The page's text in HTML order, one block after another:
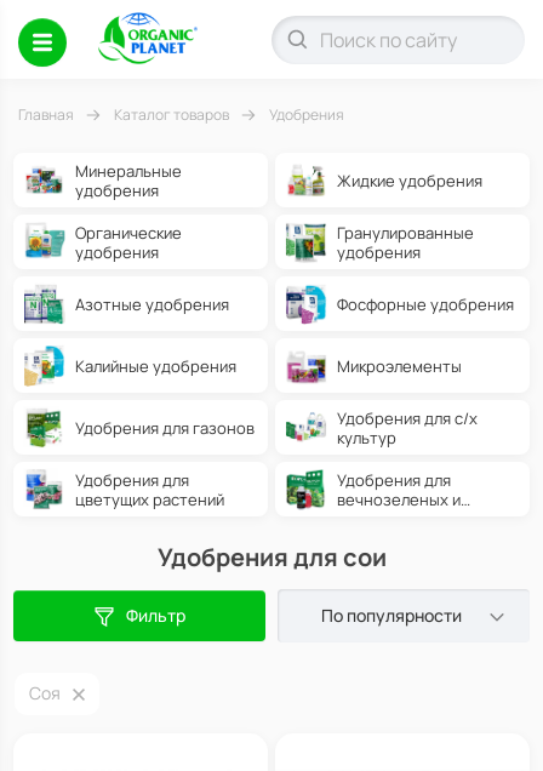
Главная Каталог товаров Удобрения
Минеральные
удобрения
Жидкие удобрения
Органические
удобрения
Гранулированные
удобрения
Азотные удобрения Фосфорные удобрения
Калийные удобрения Микроэлементы
Удобрения для газонов
Удобрения для с/х
культур
Удобрения для
цветущих растений
Удобрения для
вечнозеленых и
Удобрения для сои
Фильтр По популярности
Соя